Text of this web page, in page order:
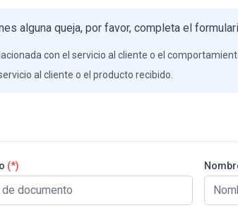
alguna queja, por favor, completa el
con el servicio al cliente o el
al cliente o el producto recibido.
(*)